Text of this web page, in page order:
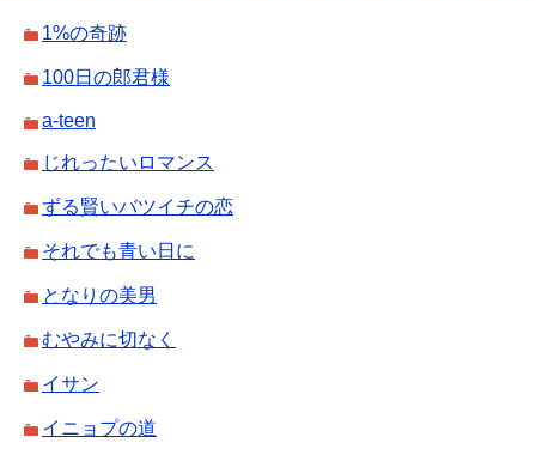
1%の奇跡
100日の郎君様
a-teen
じれったいロマンス
ずる賢いバツイチの恋
それでも青い日に
となりの美男
むやみに切なく
イサン
イニョプの道